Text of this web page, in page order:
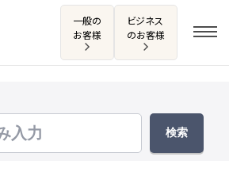
一般の
お客様
ビジネス
のお客様